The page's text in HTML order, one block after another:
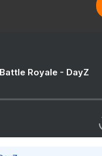
Royale - DayZ